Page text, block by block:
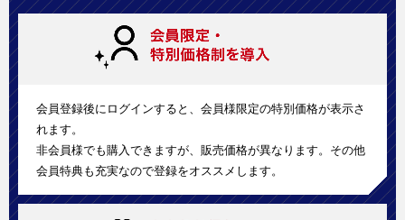
会員登録後にログインすると、会員様限定の特別価格が表示さ
れます。
非会員様でも購入できますが、販売価格が異なります。その他
会員特典も充実なので登録をオススメします。